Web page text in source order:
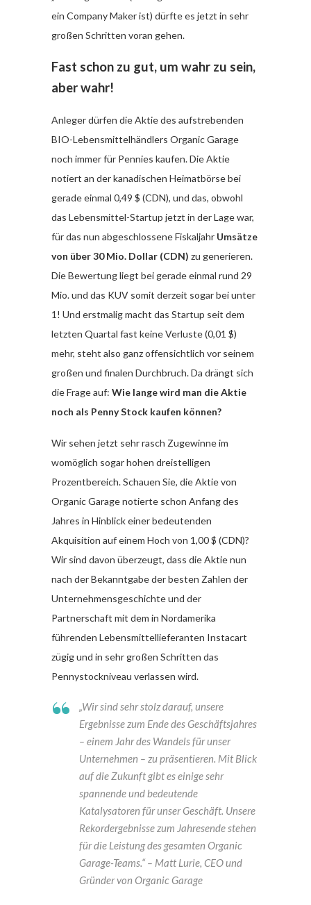
ein Company Maker ist) dürfte es jetzt in sehr
großen Schritten voran gehen.
Fast schon zu gut, um wahr zu sein,
aber wahr!
Anleger dürfen die Aktie des aufstrebenden
BIO-Lebensmittelhändlers Organic Garage
noch immer für Pennies kaufen. Die Aktie
notiert an der kanadischen Heimatbörse bei
gerade einmal 0,49 $ (CDN), und das, obwohl
das Lebensmittel-Startup jetzt in der Lage war,
für das nun abgeschlossene Fiskaljahr Umsätze
von über 30 Mio. Dollar (CDN) zu generieren.
Die Bewertung liegt bei gerade einmal rund 29
Mio. und das KUV somit derzeit sogar bei unter
1! Und erstmalig macht das Startup seit dem
letzten Quartal fast keine Verluste (0,01 $)
mehr, steht also ganz offensichtlich vor seinem
großen und finalen Durchbruch. Da drängt sich
die Frage auf: Wie lange wird man die Aktie
noch als Penny Stock kaufen können?
Wir sehen jetzt sehr rasch Zugewinne im
womöglich sogar hohen dreistelligen
Prozentbereich. Schauen Sie, die Aktie von
Organic Garage notierte schon Anfang des
Jahres in Hinblick einer bedeutenden
Akquisition auf einem Hoch von 1,00 $ (CDN)?
Wir sind davon überzeugt, dass die Aktie nun
nach der Bekanntgabe der besten Zahlen der
Unternehmensgeschichte und der
Partnerschaft mit dem in Nordamerika
führenden Lebensmittellieferanten Instacart
zügig und in sehr großen Schritten das
Pennystockniveau verlassen wird.
„Wir sind sehr stolz darauf, unsere
Ergebnisse zum Ende des Geschäftsjahres
– einem Jahr des Wandels für unser
Unternehmen – zu präsentieren. Mit Blick
auf die Zukunft gibt es einige sehr
spannende und bedeutende
Katalysatoren für unser Geschäft. Unsere
Rekordergebnisse zum Jahresende stehen
für die Leistung des gesamten Organic
Garage-Teams.“– Matt Lurie, CEO und
Gründer von Organic Garage